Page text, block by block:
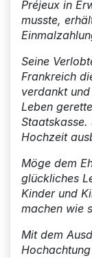
Préjeux in
musste,
Seine
Frankreich
verdankt
Leben
Hochzeit
Möge dem
glückliches
Kinder und
machen wie
Mit dem
Hochachtung